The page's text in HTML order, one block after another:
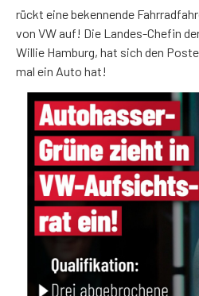
rückt eine bekennende
von VW auf! Die Landes-Chefin
Willie Hamburg, hat sich den
mal ein Auto hat!